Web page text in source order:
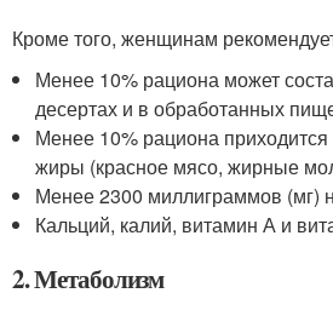
Кроме того, женщинам
Менее 10% рациона может
десертах и в обработанных
Менее 10% рациона
жиры (красное мясо, жирные
Менее 2300 миллиграммов (мг)
Кальций, калий, витамин А и
2. Метаболизм